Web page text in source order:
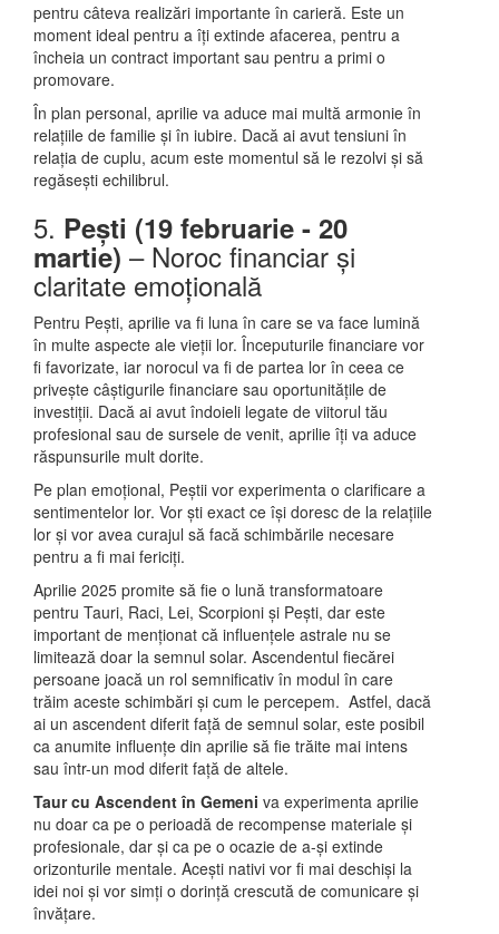
pentru câteva realizări importante în carieră. Este un
moment ideal pentru a îți extinde afacerea, pentru a
încheia un contract important sau pentru a primi o
promovare.
În plan personal, aprilie va aduce mai multă armonie în
relațiile de familie și în iubire. Dacă ai avut tensiuni în
relația de cuplu, acum este momentul să le rezolvi și să
regăsești echilibrul.
5. Pești (19 februarie - 20
martie) – Noroc financiar și
claritate emoțională
Pentru Pești, aprilie va fi luna în care se va face lumină
în multe aspecte ale vieții lor. Începuturile financiare vor
fi favorizate, iar norocul va fi de partea lor în ceea ce
privește câștigurile financiare sau oportunitățile de
investiții. Dacă ai avut îndoieli legate de viitorul tău
profesional sau de sursele de venit, aprilie îți va aduce
răspunsurile mult dorite.
Pe plan emoțional, Peștii vor experimenta o clarificare a
sentimentelor lor. Vor ști exact ce își doresc de la relațiile
lor și vor avea curajul să facă schimbările necesare
pentru a fi mai fericiți.
Aprilie 2025 promite să fie o lună transformatoare
pentru Tauri, Raci, Lei, Scorpioni și Pești, dar este
important de menționat că influențele astrale nu se
limitează doar la semnul solar. Ascendentul fiecărei
persoane joacă un rol semnificativ în modul în care
trăim aceste schimbări și cum le percepem. Astfel, dacă
ai un ascendent diferit față de semnul solar, este posibil
ca anumite influențe din aprilie să fie trăite mai intens
sau într-un mod diferit față de altele.
Taur cu Ascendent în Gemeni va experimenta aprilie
nu doar ca pe o perioadă de recompense materiale și
profesionale, dar și ca pe o ocazie de a-și extinde
orizonturile mentale. Acești nativi vor fi mai deschiși la
idei noi și vor simți o dorință crescută de comunicare și
învățare.